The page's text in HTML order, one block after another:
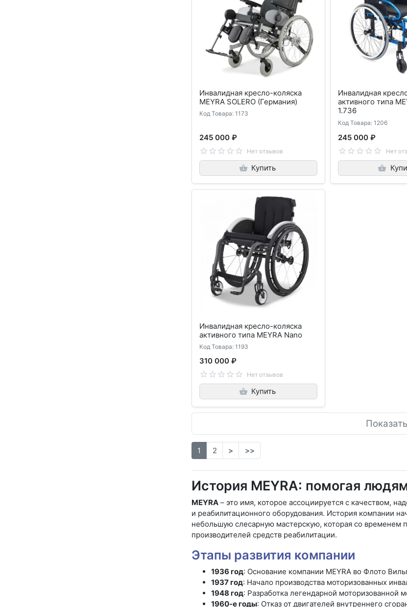
Инвалидная кресло-коляска
MEYRA SOLERO (Германия)
Код Товара: 1173
245 000 ₽
Нет отзывов
Купить
Инвалидная
активного типа
1.736
Код Товара: 1206
245 000 ₽
Нет
Инвалидная кресло-коляска
активного типа MEYRA Nano
Код Товара: 1193
310 000 ₽
Нет отзывов
Купить
1 2 > >>
История MEYRA: помогая
MEYRA– это имя, которое ассоциируется с качеством,
и реабилитационного оборудования. История компании
небольшую слесарную мастерскую, которая со временем
производителей средств реабилитации.
Этапы развития компании
1936 год: Основание компании MEYRA во Флото
1937 год: Начало производства моторизованных
1948 год: Разработка легендарной моторизованной
1960-е годы: Отказ от двигателей внутреннего